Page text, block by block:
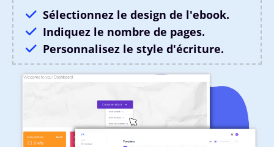
Sélectionnez le design de l'ebook.
Indiquez le nombre de pages.
Personnalisez le style d'écriture.